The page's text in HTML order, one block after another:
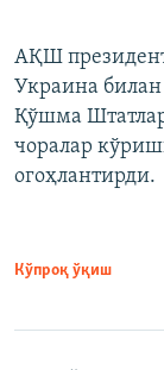
АҚШ
Украина
Қўшма Штатлар
чоралар
огоҳлантирди.
Кўпроқ ўқиш